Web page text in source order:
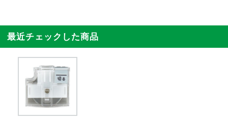
最近チェックした商品